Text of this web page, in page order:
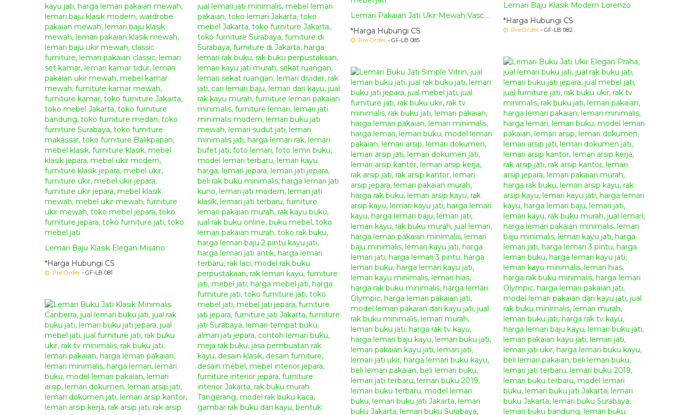
Lemari Pakaian Jati Ukir Mewah Vasc....
*Harga Hubungi CS
Pre Order - GF-LB 085
Lemari Baju Klasik Modern Lorenzo
*Harga Hubungi CS
Pre Order - GF-LB 082
Lemari Baju Klasik Elegan Misano
*Harga Hubungi CS
Pre Order - GF-LB 081